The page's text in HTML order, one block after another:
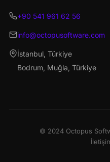
+90 541 961 62 56
info@octopusoftware.com
İstanbul, Türkiye
Bodrum, Muğla, Türkiye
© 2024 Octopus